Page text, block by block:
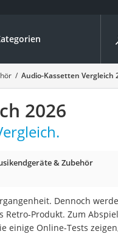
Vergleiche nach
Zoll 4K
Audio-Kassetten Vergleich
2026
& Zubehör
Dennoch
Produkt. Zum
einige Online-Tests